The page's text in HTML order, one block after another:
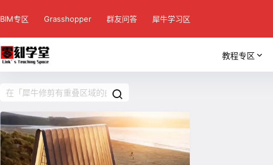
BIM专区 Grasshopper 群友问答 犀牛学习区
教程专区